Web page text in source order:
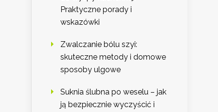
Praktyczne porady i
wskazówki
Zwalczanie bólu szyi:
skuteczne metody i domowe
sposoby ulgowe
Suknia ślubna po weselu – jak
ją bezpiecznie wyczyścić i